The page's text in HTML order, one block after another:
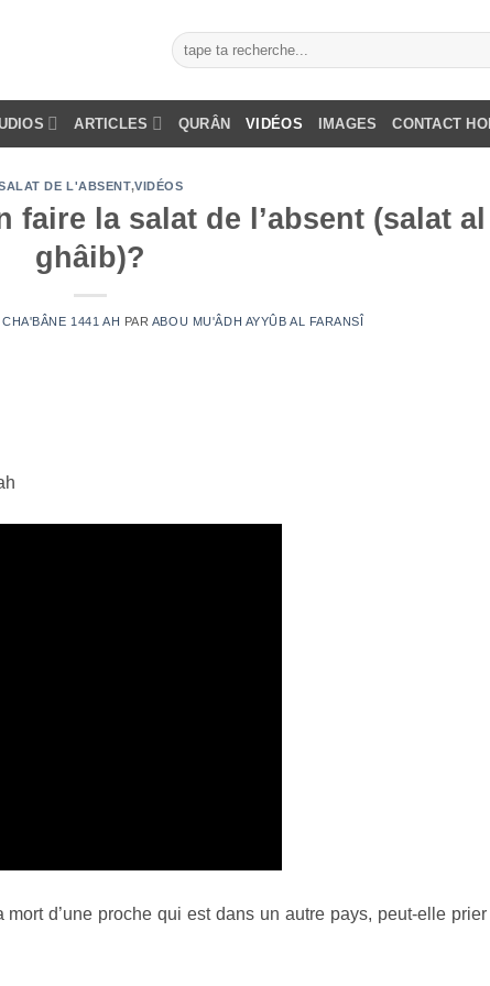
ARTICLES QURÂN VIDÉOS IMAGES CONTACT
DE L'ABSENT,VIDÉOS
faire la salat de l’absent (salat al
ghâib)?
1441 AH PAR ABOU MU'ÂDH AYYÛB AL FARANSÎ
d’une proche qui est dans un autre pays, peut-elle prier